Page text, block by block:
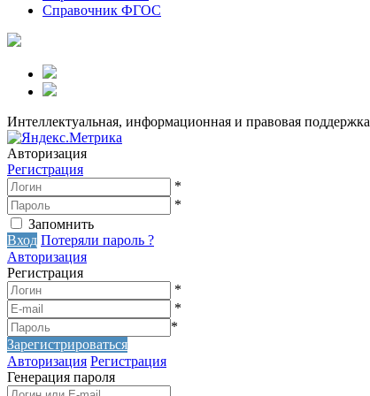
Справочник ФГОС
Интеллектуальная, информационная и правовая поддержка
Авторизация
Регистрация
*
*
Запомнить
Вход Потеряли пароль ?
Авторизация
Регистрация
*
*
*
Зарегистрироваться
Авторизация Регистрация
Генерация пароля